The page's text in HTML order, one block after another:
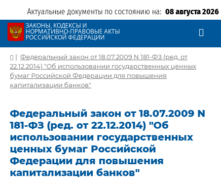
Актуальные документы по состоянию на: 08 августа 2026
ЗАКОНЫ, КОДЕКСЫ И
НОРМАТИВНО-ПРАВОВЫЕ АКТЫ
РОССИЙСКОЙ ФЕДЕРАЦИИ
| Федеральный закон от 18.07.2009 N 181-ФЗ (ред. от
22.12.2014) "Об использовании государственных ценных
бумаг Российской Федерации для повышения
капитализации банков"
Федеральный закон от 18.07.2009 N
181-ФЗ (ред. от 22.12.2014) "Об
использовании государственных
ценных бумаг Российской
Федерации для повышения
капитализации банков"